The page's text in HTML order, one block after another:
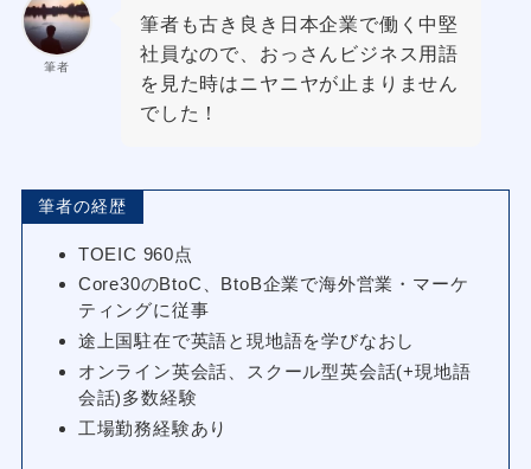
筆者
筆者も古き良き日本企業で働く中堅
社員なので、おっさんビジネス用語
を見た時はニヤニヤが止まりません
でした！
筆者の経歴
TOEIC 960点
Core30のBtoC、BtoB企業で海外営業・マーケ
ティングに従事
途上国駐在で英語と現地語を学びなおし
オンライン英会話、スクール型英会話(+現地語
会話)多数経験
工場勤務経験あり